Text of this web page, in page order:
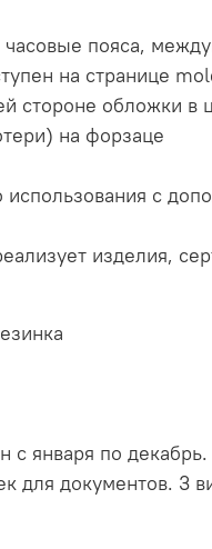
пояса,
на странице
стороне обложки в
на форзаце
использования с
изделия,
января по
для документов. 3